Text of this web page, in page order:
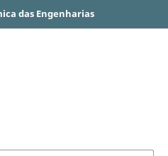
das Engenharias